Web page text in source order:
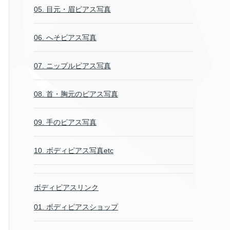
05. 目元・眉ピアス写真
06. へそピアス写真
07. ニップルピアス写真
08. 首・胸元のピアス写真
09. 手のピアス写真
10. ボディピアス写真etc
ボディピアスリンク
01. ボディピアスショップ